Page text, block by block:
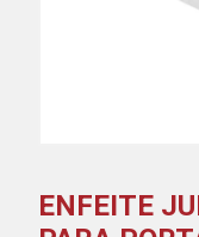
ENFEITE